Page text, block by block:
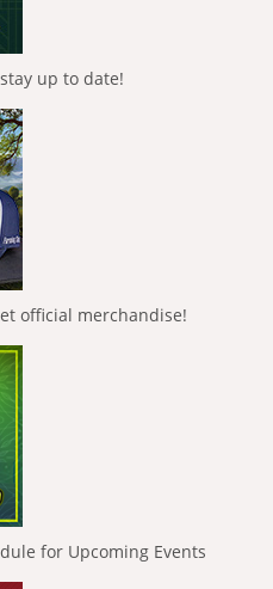
up to date!
official merchandise!
for Upcoming Events